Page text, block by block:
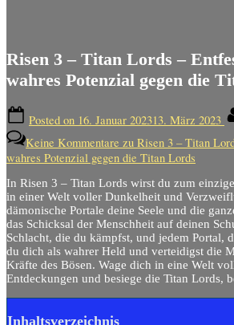
Risen 3 – Titan Lords –
wahres Potenzial gegen die
Posted on 16. Januar 202313. März 2023
Keine Kommentare zu Risen 3 – Titan
wahres Potenzial gegen die Titan Lords
In Risen 3 – Titan Lords wirst du zum
in einer Welt voller Dunkelheit und
dämonische Portale deine Seele und die
das Schicksal der Menschheit auf deinen
Schlacht, die du kämpfst, und jedem Portal,
du dich als wahrer Held und verteidigst die
Kräfte des Bösen. Wage dich in eine Welt
Entdeckungen und besiege die Titan Lords,
Inhaltsverzeichnis